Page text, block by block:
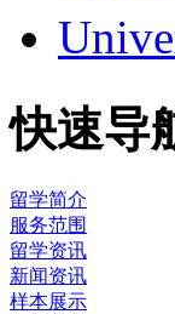
快速导
留学简介
服务范围
留学资讯
新闻资讯
样本展示